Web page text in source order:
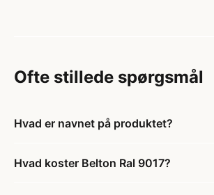
Ofte stillede spørgsmål
Hvad er navnet på produktet?
Hvad koster Belton Ral 9017?